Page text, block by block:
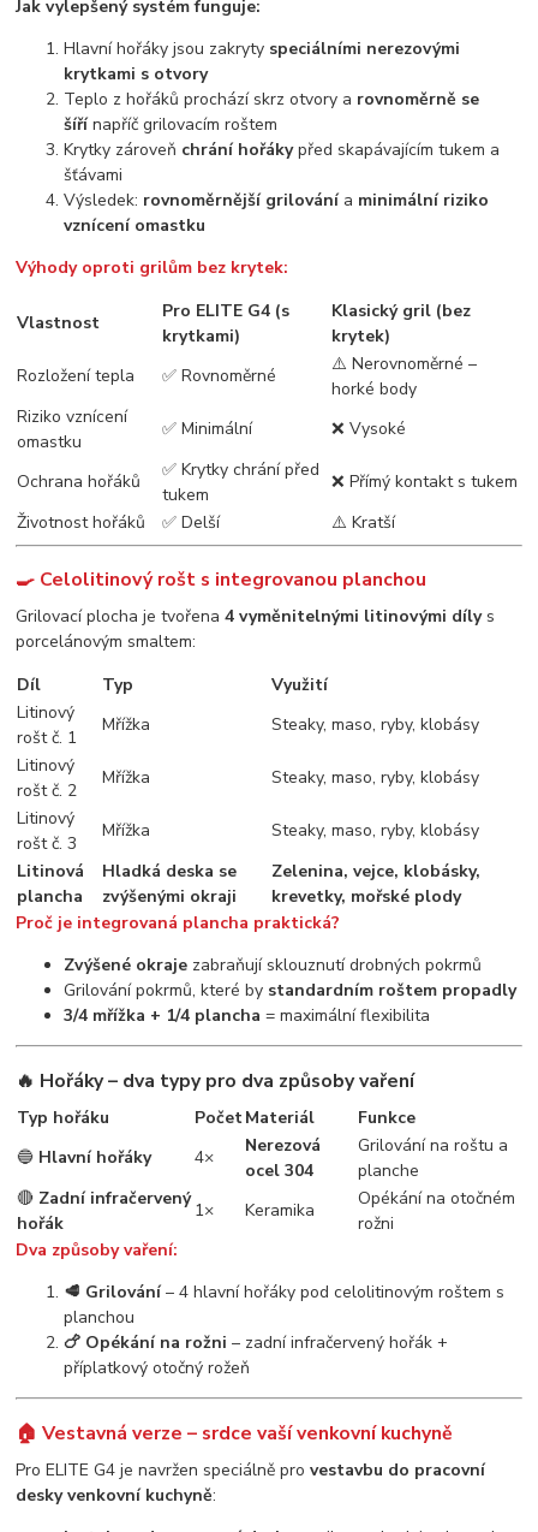
Jak vylepšený systém funguje:
Hlavní hořáky jsou zakryty speciálními nerezovými
krytkami s otvory
Teplo z hořáků prochází skrz otvory a rovnoměrně se
šířínapříč grilovacím roštem
Krytky zároveň chrání hořákypřed skapávajícím tukem a
šťávami
Výsledek: rovnoměrnější grilovánía minimální riziko
vznícení omastku
Výhody oproti grilům bez krytek:
Vlastnost
Pro ELITE G4 (s
krytkami)
Klasický gril (bez
krytek)
Rozložení tepla
✅ Rovnoměrné
⚠️ Nerovnoměrné –
horké body
Riziko vznícení
omastku
✅ Minimální ❌ Vysoké
Ochrana hořáků
✅ Krytky chrání před
tukem
❌ Přímý kontakt s tukem
Životnost hořáků
✅ Delší ⚠️ Kratší
🍳 Celolitinový rošt s integrovanou planchou
Grilovací plocha je tvořena4 vyměnitelnými litinovými dílys
porcelánovým smaltem:
Díl
Typ
Využití
Litinový
rošt č. 1
Mřížka
Steaky, maso, ryby, klobásy
Litinový
rošt č. 2
Mřížka
Steaky, maso, ryby, klobásy
Litinový
rošt č. 3
Mřížka
Steaky, maso, ryby, klobásy
Litinová
plancha
Hladká deska se
zvýšenými okraji
Zelenina, vejce, klobásky,
krevetky, mořské plody
Proč je integrovaná plancha praktická?
Zvýšené okraje zabraňují sklouznutí drobných pokrmů
Grilování pokrmů, které by standardním roštem propadly
3/4 mřížka + 1/4 plancha = maximální flexibilita
🔥 Hořáky – dva typy pro dva způsoby vaření
Typ hořáku PočetMateriál
Funkce
🔵 Hlavní hořáky 4×
Nerezová
ocel 304
Grilování na roštu a
planche
🔴 Zadní infračervený
hořák
1× Keramika
Opékání na otočném
rožni
Dva způsoby vaření:
🥩 Grilování– 4 hlavní hořáky pod celolitinovým roštem s
planchou
🍗 Opékání na rožni – zadní infračervený hořák +
příplatkový otočný rožeň
🏠 Vestavná verze – srdce vaší venkovní kuchyně
Pro ELITE G4 je navržen speciálně provestavbu do pracovní
desky venkovní kuchyně: